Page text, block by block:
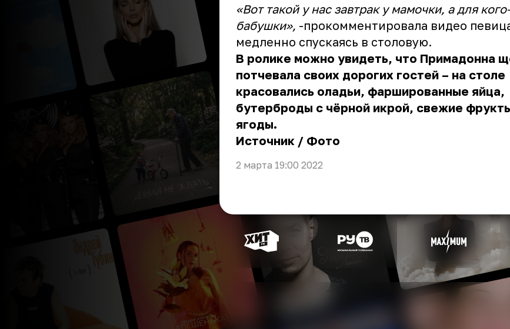
«Вот такой у нас завтрак у мамочки, а для
бабушки», -прокомментировала видео
медленно спускаясь в столовую.
В ролике можно увидеть, что Примадонна
потчевала своих дорогих гостей – на столе
красовались оладьи, фаршированные яйца,
бутерброды с чёрной икрой, свежие
ягоды.
Источник / Фото
2 марта 19:00 2022